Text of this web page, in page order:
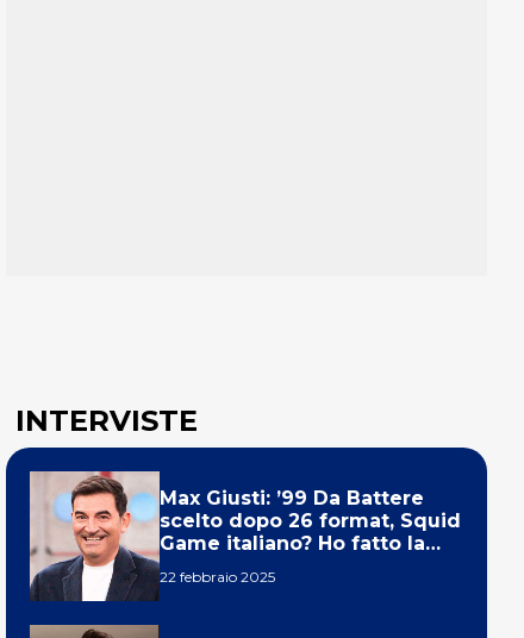
INTERVISTE
Max Giusti: ’99 Da Battere
scelto dopo 26 format, Squid
Game italiano? Ho fatto la
22 febbraio 2025